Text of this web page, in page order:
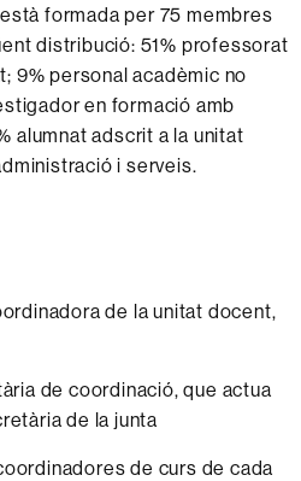
formada per 75 membres
distribució: 51% professorat
9% personal acadèmic no
en formació amb
alumnat adscrit a la unitat
i serveis.
de launitat docent,
decoordinació, que actua
de lajunta
de curs decada